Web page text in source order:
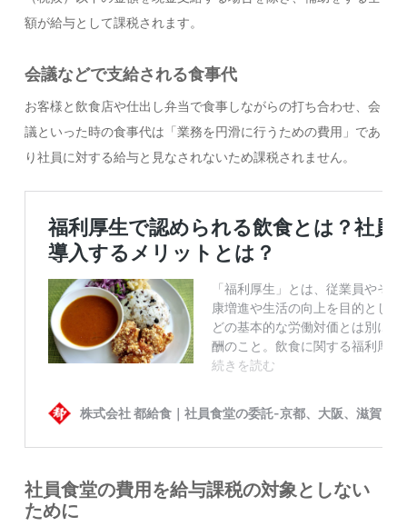
額が給与として課税されます。
会議などで支給される食事代
お客様と飲食店や仕出し弁当で食事しながらの打ち合わせ、会
議といった時の食事代は「業務を円滑に行うための費用」であ
り社員に対する給与と見なされないため課税されません。
社員食堂の費用を給与課税の対象としない
ために